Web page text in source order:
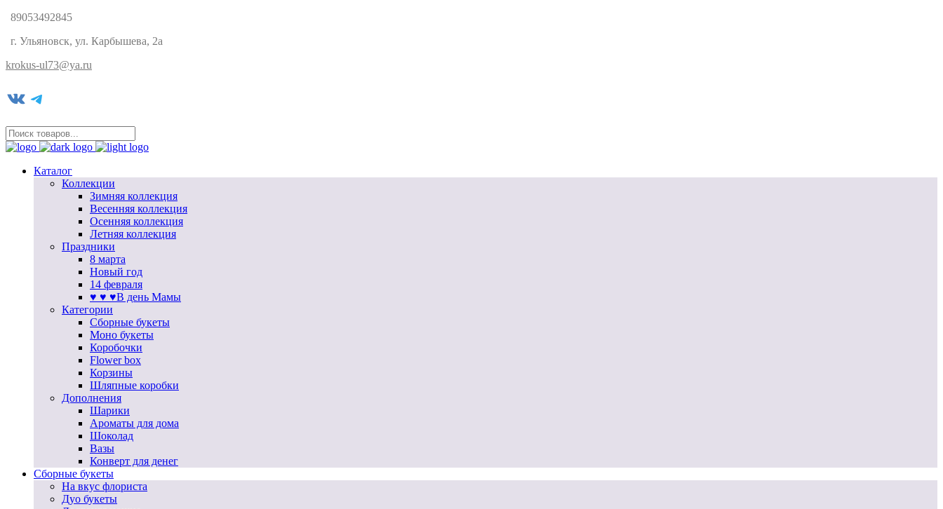
89053492845
г. Ульяновск, ул. Карбышева, 2а
krokus-ul73@ya.ru
VK Telegram
Каталог
Коллекции
Зимняя коллекция
Весенняя коллекция
Осенняя коллекция
Летняя коллекция
Праздники
8 марта
Новый год
14 февраля
♥ ♥ ♥В день Мамы
Категории
Сборные букеты
Моно букеты
Коробочки
Flower box
Корзины
Шляпные коробки
Дополнения
Шарики
Ароматы для дома
Шоколад
Вазы
Конверт для денег
Сборные букеты
На вкус флориста
Дуо букеты